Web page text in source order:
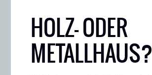
HOLZ- ODER
METALLHAUS?